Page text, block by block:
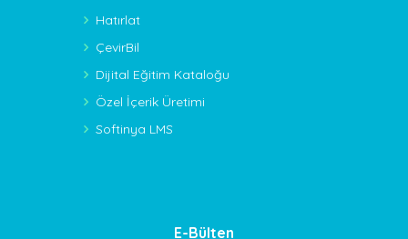
Hatırlat
ÇevirBil
Dijital Eğitim Kataloğu
Özel İçerik Üretimi
Softinya LMS
E-Bülten